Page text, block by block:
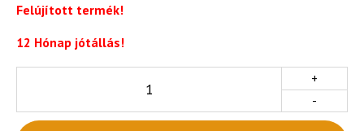
Felújított termék!
12 Hónap jótállás!
-
+